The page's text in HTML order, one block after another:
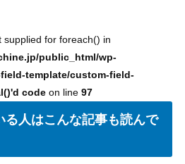
supplied for foreach() in
public_html/wp-
template/custom-field-
codeon line 97
る人はこんな記事も読んで